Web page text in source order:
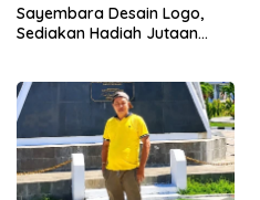
Sayembara Desain Logo,
Sediakan Hadiah Jutaan